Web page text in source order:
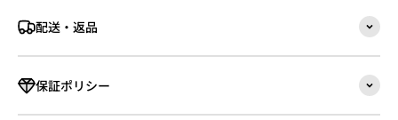
配送・返品
保証ポリシー